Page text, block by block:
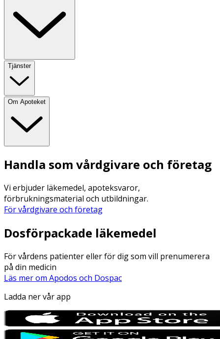
Tjänster
Om Apoteket
Handla som vårdgivare och företag
Vi erbjuder läkemedel, apoteksvaror,
förbrukningsmaterial och utbildningar.
För vårdgivare och företag
Dosförpackade läkemedel
För vårdens patienter eller för dig som vill prenumerera
på din medicin
Läs mer om Apodos och Dospac
Ladda ner vår app